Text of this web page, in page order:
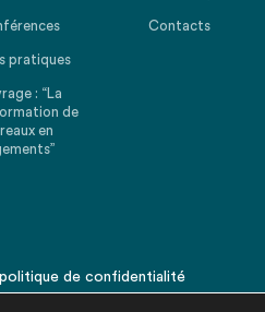
pratiques
: “La
de
en
Contacts
politique de confidentialité